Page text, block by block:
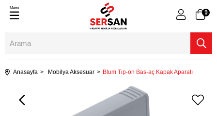
0
Menu
Anasayfa Mobilya Aksesuar Blum Tip-on Bas-aç Kapak Aparatı